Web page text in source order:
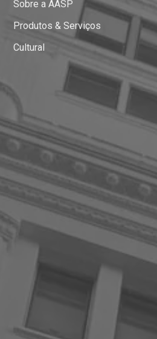
Sobre a AASP
Produtos & Serviços
Cultural